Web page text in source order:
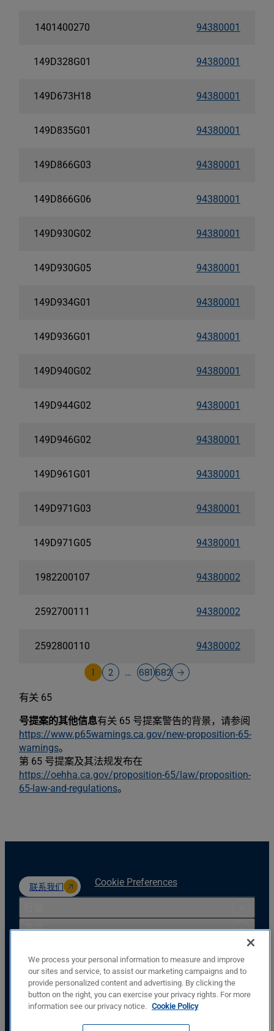
1401400270 94380001
149D328G01 94380001
149D673H18 94380001
149D835G01 94380001
149D866G03 94380001
149D866G06 94380001
149D930G02 94380001
149D930G05 94380001
149D934G01 94380001
149D936G01 94380001
149D940G02 94380001
149D944G02 94380001
149D946G02 94380001
149D961G01 94380001
149D971G03 94380001
149D971G05 94380001
1982200107 94380002
2592700111 94380002
2592800110 94380002
1 2 … 681 682
有关 65
号提案的其他信息有关 65 号提案警告的背景，请参阅
https://www.p65warnings.ca.gov/new-proposition-65-
warnings。
第 65 号提案及其法规发布在
https://oehha.ca.gov/proposition-65/law/proposition-
65-law-and-regulations。
联系我们 Cookie Preferences
产品
支持
公司
Basler Electric Company
12570 St. Rt. 143
We process your personal information to measure and improve
our sites and service, to assist our marketing campaigns and to
provide personalized content and advertising. By clicking the
button on the right, you can exercise your privacy rights. For more
information see our privacy notice. Cookie Policy